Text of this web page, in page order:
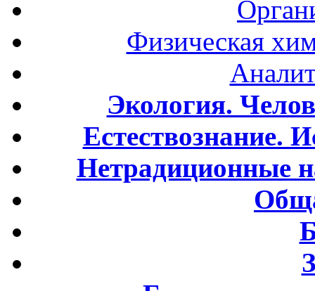
Физическая
Экология.
Естествознание.
Нетрадиционные